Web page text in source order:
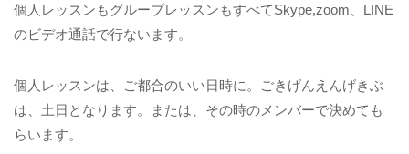
個人レッスンもグループレッスンもすべてSkype,zoom、LINE
のビデオ通話で行ないます。
個人レッスンは、ご都合のいい日時に。ごきげんえんげきぶ
は、土日となります。または、その時のメンバーで決めても
らいます。